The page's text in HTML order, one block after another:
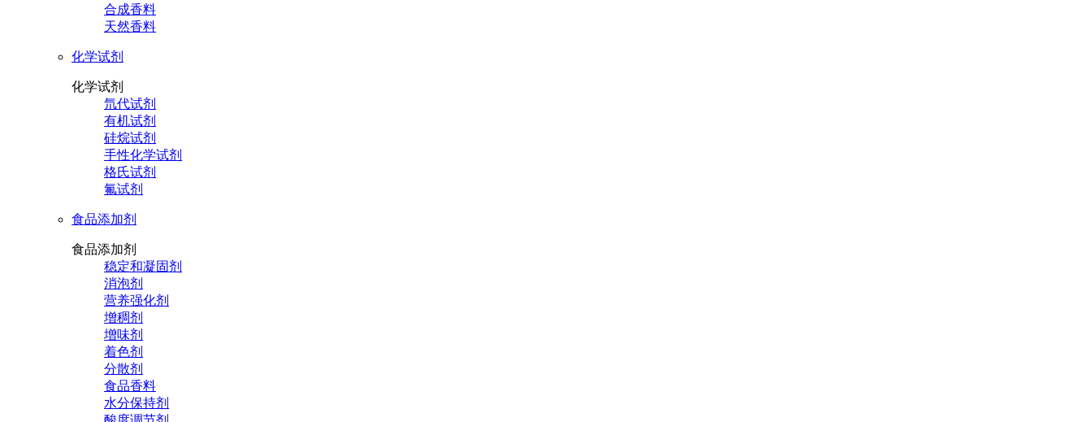
合成香料
天然香料
化学试剂
化学试剂
氘代试剂
有机试剂
硅烷试剂
手性化学试剂
格氏试剂
氟试剂
食品添加剂
食品添加剂
稳定和凝固剂
消泡剂
营养强化剂
增稠剂
增味剂
着色剂
分散剂
食品香料
水分保持剂